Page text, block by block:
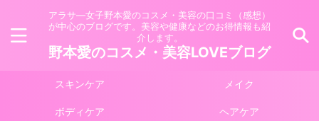
アラサ―女子野本愛のコスメ・美容の口コミ（感想）
が中心のブログです。美容や健康などのお得情報も紹
介します。
野本愛のコスメ・美容LOVEブログ
スキンケア メイク
ボディケア ヘアケア